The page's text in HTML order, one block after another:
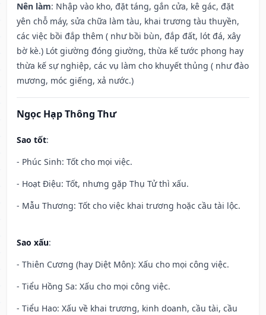
Nên làm: Nhập vào kho, đặt táng, gắn cửa, kê gác, đặt
yên chỗ máy, sửa chữa làm tàu, khai trương tàu thuyền,
các việc bồi đắp thêm ( như bồi bùn, đắp đất, lót đá, xây
bờ kè.) Lót giường đóng giường, thừa kế tước phong hay
thừa kế sự nghiệp, các vụ làm cho khuyết thủng ( như đào
mương, móc giếng, xả nước.)
Ngọc Hạp Thông Thư
Sao tốt:
- Phúc Sinh: Tốt cho mọi việc.
- Hoạt Điệu: Tốt, nhưng gặp Thụ Tử thì xấu.
- Mẫu Thương: Tốt cho việc khai trương hoặc cầu tài lộc.
Sao xấu:
- Thiên Cương (hay Diệt Môn): Xấu cho mọi công việc.
- Tiểu Hồng Sa: Xấu cho mọi công việc.
- Tiểu Hao: Xấu về khai trương, kinh doanh, cầu tài, cầu